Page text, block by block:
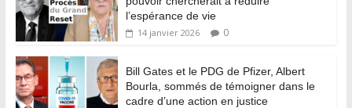
l’espérance de vie
14 janvier 2026 0
Bill Gates et le PDG de Pfizer, Albert
Bourla, sommés de témoigner dans le
cadre d’une action en justice